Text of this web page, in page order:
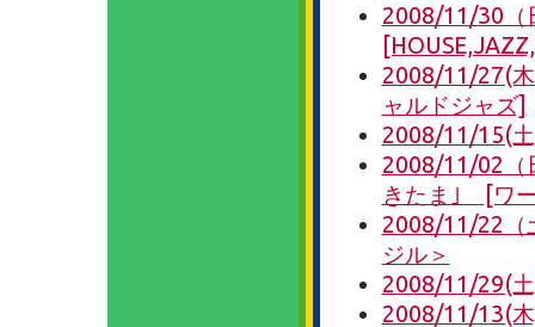
2008/11/30
2008/11/27(
ャルドジャズ]
2008/11/15(
2008/11/02（
きたま｣ [ワ
2008/11/22
ジル＞
2008/11/29(
2008/11/13(